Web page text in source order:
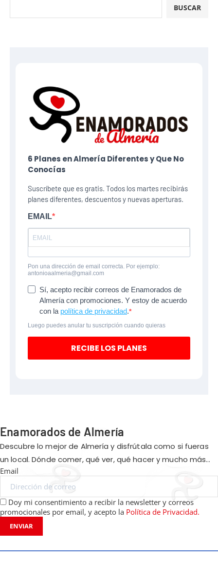
BUSCAR
6 Planes​ en Almería Diferentes y Que No
Conocías
Suscríbete que es gratis. Todos los martes recibirás
planes diferentes, descuentos y nuevas aperturas.
EMAIL
Pon una dirección de email correcta. Por ejemplo:
antonioaalmeria@gmail.com
Sí, acepto recibir correos de Enamorados de
Almería con promociones. Y estoy de acuerdo
con la política de privacidad.
Luego puedes anular tu suscripción cuando quieras
RECIBE LOS PLANES
Enamorados de Almería
Descubre lo mejor de Almería y disfrútala como si fueras
un local. Dónde comer, qué ver, qué hacer y mucho más…
Email
Doy mi consentimiento a recibir la newsletter y correos
promocionales por email, y acepto la Política de Privacidad.
ENVIAR